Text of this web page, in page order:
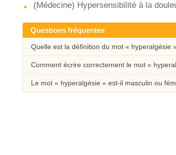
(Médecine) Hypersensibilité à la
Questions fréquentes
Quelle est la définition du mot « hyperalgésie
Comment écrire correctement le mot «
Le mot « hyperalgésie » est-il masculin ou